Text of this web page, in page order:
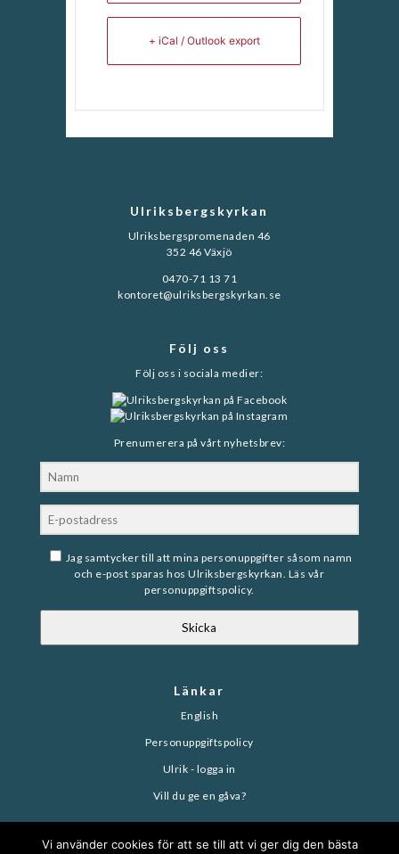
+ iCal / Outlook export
Ulriksbergskyrkan
Ulriksbergspromenaden 46
352 46 Växjö
0470-71 13 71
kontoret@ulriksbergskyrkan.se
Följ oss
Följ oss i sociala medier:
Prenumerera på vårt nyhetsbrev:
Jag samtycker till att mina personuppgifter såsom namn
och e-post sparas hos Ulriksbergskyrkan. Läs vår
personuppgiftspolicy.
Skicka
Länkar
English
Personuppgiftspolicy
Ulrik - logga in
Vill du ge en gåva?
Vi använder cookies för att se till att vi ger dig den bästa